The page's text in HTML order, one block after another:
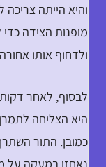
והיא הייתה
מופנות הצידה
ולדחוף אותו
לבסוף, לאחר
היא הצליחה
כמובן. התור